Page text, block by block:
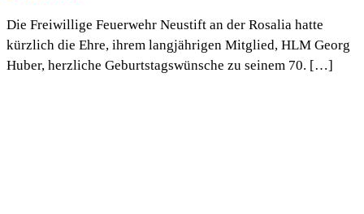
Die Freiwillige Feuerwehr Neustift an der Rosalia hatte
kürzlich die Ehre, ihrem langjährigen Mitglied, HLM Georg
Huber, herzliche Geburtstagswünsche zu seinem 70. […]